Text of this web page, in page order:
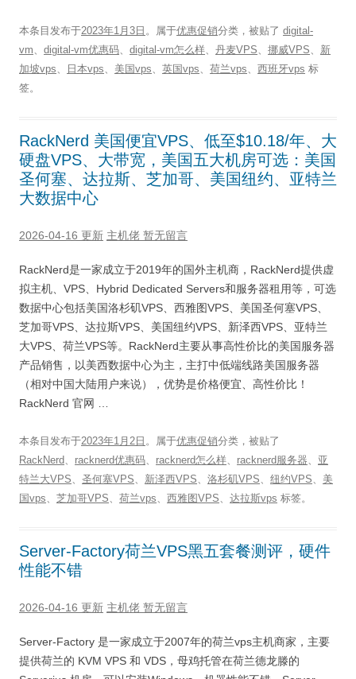
本条目发布于2023年1月3日 。属于优惠促销分类，被贴了 digital-
vm、 digital-vm优惠码、 digital-vm怎么样、 丹麦VPS、 挪威VPS、 新
加坡vps、 日本vps、 美国vps、 英国vps、 荷兰vps、 西班牙vps 标
签。
RackNerd 美国便宜VPS、低至$10.18/年、大
硬盘VPS、大带宽，美国五大机房可选：美国
圣何塞、达拉斯、芝加哥、美国纽约、亚特兰
大数据中心
2026-04-16 更新 主机佬 暂无留言
RackNerd是一家成立于2019年的国外主机商，RackNerd提供虚
拟主机、VPS、Hybrid Dedicated Servers和服务器租用等，可选
数据中心包括美国洛杉矶VPS、西雅图VPS、美国圣何塞VPS、
芝加哥VPS、达拉斯VPS、美国纽约VPS、新泽西VPS、亚特兰
大VPS、荷兰VPS等。RackNerd主要从事高性价比的美国服务器
产品销售，以美西数据中心为主，主打中低端线路美国服务器
（相对中国大陆用户来说），优势是价格便宜、高性价比！
RackNerd 官网 …
本条目发布于2023年1月2日 。属于优惠促销分类，被贴了
RackNerd、 racknerd优惠码、 racknerd怎么样、 racknerd服务器、 亚
特兰大VPS、 圣何塞VPS、 新泽西VPS、 洛杉矶VPS、 纽约VPS、 美
国vps、 芝加哥VPS、 荷兰vps、 西雅图VPS、 达拉斯vps 标签。
Server-Factory荷兰VPS黑五套餐测评，硬件
性能不错
2026-04-16 更新 主机佬 暂无留言
Server-Factory 是一家成立于2007年的荷兰vps主机商家，主要
提供荷兰的 KVM VPS 和 VDS，母鸡托管在荷兰德龙滕的